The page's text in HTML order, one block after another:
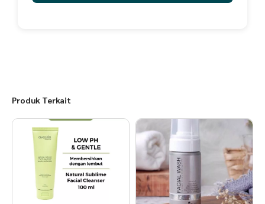
Produk Terkait